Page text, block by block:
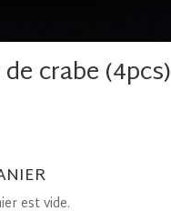
crabe (4pcs)
est vide.